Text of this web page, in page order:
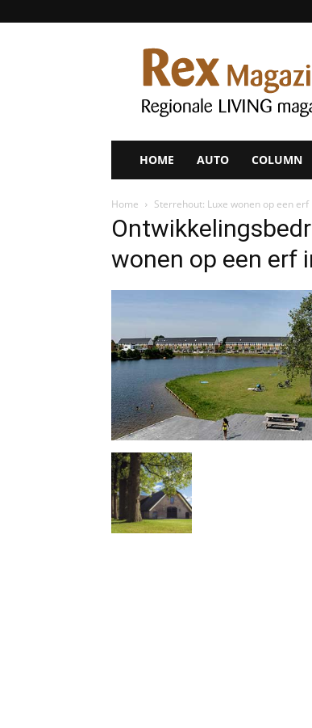
Rex
Magazines
HOME AUTO COLUMN
Home Sterrehout: Luxe wonen op een
wonen op een erf